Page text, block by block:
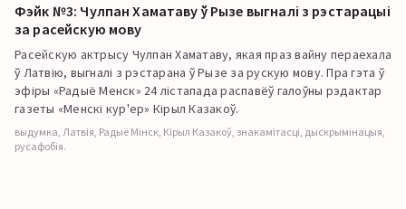
Фэйк №3: Чулпан Хаматаву ў Рызе выгналі з рэстарацыі
за расейскую мову
Расейскую актрысу Чулпан Хаматаву, якая праз вайну пераехала
ў Латвію, выгналі з рэстарана ў Рызе за рускую мову. Пра гэта ў
эфіры «Радыё Менск» 24 лістапада распавёў галоўны рэдактар
газеты «Менскі кур'ер» Кірыл Казакоў.
выдумка, Латвія, Радыё Мінск, Кірыл Казакоў, знакамітасці, дыскрымінацыя,
русафобія.